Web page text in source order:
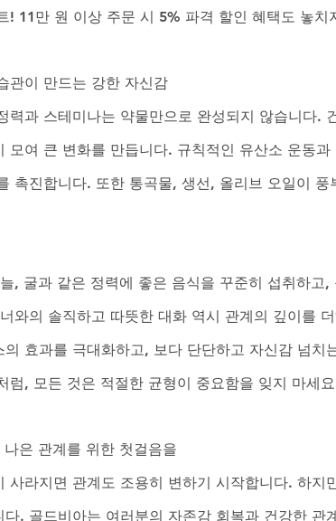
! 11만 원 이상 주문 시 5% 파격 할인 혜택도 놓치
관이 만드는 강한 자신감
력과 스테미나는 약물만으로 완성되지 않습니다.
모여 큰 변화를 만듭니다. 규칙적인 유산소 운동
촉진합니다. 또한 통곡물, 생선, 올리브 오일이
, 굴과 같은 정력에 좋은 음식을 꾸준히 섭취하고
와의 솔직하고 따뜻한 대화 역시 관계의 깊이를
의 효과를 극대화하고, 보다 단단하고 자신감 넘치
럼, 모든 것은 적절한 균형이 중요함을 잊지 마세
나은 관계를 위한 첫걸음을
사라지면 관계도 조용히 변하기 시작합니다. 하
다. 골드비아는 여러분의 자존감 회복과 건강한 관